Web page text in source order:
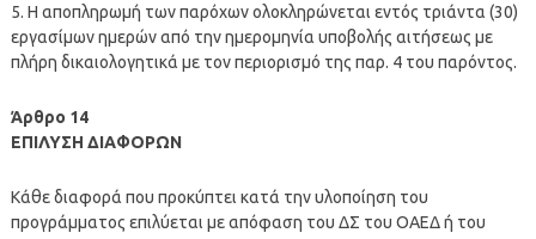
5. Η αποπληρωμή των παρόχων ολοκληρώνεται εντός τριάντα (30)
εργασίμων ημερών από την ημερομηνία υποβολής αιτήσεως με
πλήρη δικαιολογητικά με τον περιορισμό της παρ. 4 του παρόντος.
Άρθρο 14
ΕΠΙΛΥΣΗ ΔΙΑΦΟΡΩΝ
Κάθε διαφορά που προκύπτει κατά την υλοποίηση του
προγράμματος επιλύεται με απόφαση του ΔΣ του ΟΑΕΔ ή του